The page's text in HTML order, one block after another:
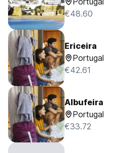
€48.60
Ericeira
Portugal
€42.61
Albufeira
Portugal
€33.72